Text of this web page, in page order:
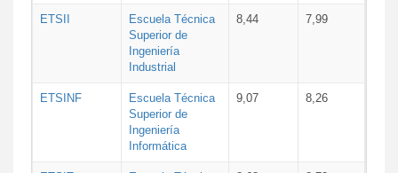
ETSII
Escuela Técnica
Superior de
Ingeniería
Industrial
8,44 7,99
ETSINF
Escuela Técnica
Superior de
Ingeniería
Informática
9,07 8,26